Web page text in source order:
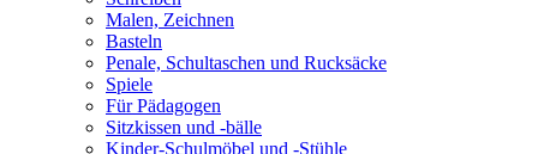
Malen, Zeichnen
Basteln
Penale, Schultaschen und Rucksäcke
Spiele
Für Pädagogen
Sitzkissen und -bälle
Kinder-Schulmöbel und -Stühle